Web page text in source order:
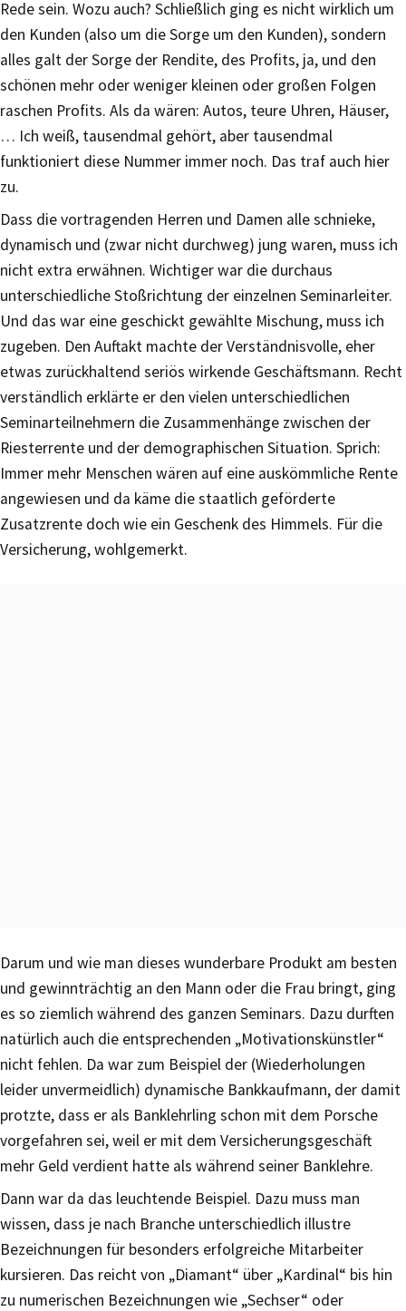
Rede sein. Wozu auch? Schließlich ging es nicht wirklich um
den Kunden (also um die Sorge um den Kunden), sondern
alles galt der Sorge der Rendite, des Profits, ja, und den
schönen mehr oder weniger kleinen oder großen Folgen
raschen Profits. Als da wären: Autos, teure Uhren, Häuser,
… Ich weiß, tausendmal gehört, aber tausendmal
funktioniert diese Nummer immer noch. Das traf auch hier
zu.
Dass die vortragenden Herren und Damen alle schnieke,
dynamisch und (zwar nicht durchweg) jung waren, muss ich
nicht extra erwähnen. Wichtiger war die durchaus
unterschiedliche Stoßrichtung der einzelnen Seminarleiter.
Und das war eine geschickt gewählte Mischung, muss ich
zugeben. Den Auftakt machte der Verständnisvolle, eher
etwas zurückhaltend seriös wirkende Geschäftsmann. Recht
verständlich erklärte er den vielen unterschiedlichen
Seminarteilnehmern die Zusammenhänge zwischen der
Riesterrente und der demographischen Situation. Sprich:
Immer mehr Menschen wären auf eine auskömmliche Rente
angewiesen und da käme die staatlich geförderte
Zusatzrente doch wie ein Geschenk des Himmels. Für die
Versicherung, wohlgemerkt.
Darum und wie man dieses wunderbare Produkt am besten
und gewinnträchtig an den Mann oder die Frau bringt, ging
es so ziemlich während des ganzen Seminars. Dazu durften
natürlich auch die entsprechenden „Motivationskünstler“
nicht fehlen. Da war zum Beispiel der (Wiederholungen
leider unvermeidlich) dynamische Bankkaufmann, der damit
protzte, dass er als Banklehrling schon mit dem Porsche
vorgefahren sei, weil er mit dem Versicherungsgeschäft
mehr Geld verdient hatte als während seiner Banklehre.
Dann war da das leuchtende Beispiel. Dazu muss man
wissen, dass je nach Branche unterschiedlich illustre
Bezeichnungen für besonders erfolgreiche Mitarbeiter
kursieren. Das reicht von „Diamant“ über „Kardinal“ bis hin
zu numerischen Bezeichnungen wie „Sechser“ oder